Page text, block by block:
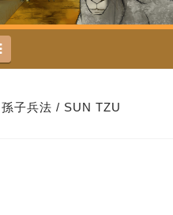
Navigation
孫子兵法 / SUN TZU